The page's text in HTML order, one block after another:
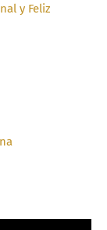
y Feliz